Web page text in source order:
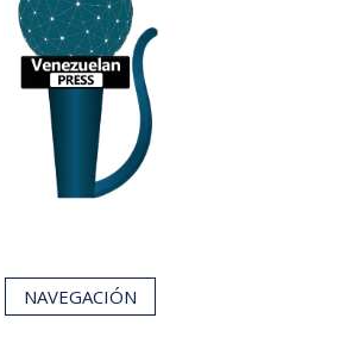
NAVEGACIÓN